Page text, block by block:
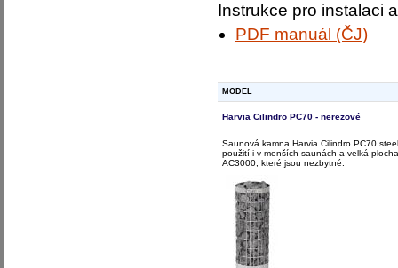
Instrukce pro instalaci
PDF manuál (ČJ)
MODEL
Harvia Cilindro PC70 - nerezové
Saunová kamna Harvia Cilindro PC70
použití i v menších saunách a velká
AC3000, které jsou nezbytné.